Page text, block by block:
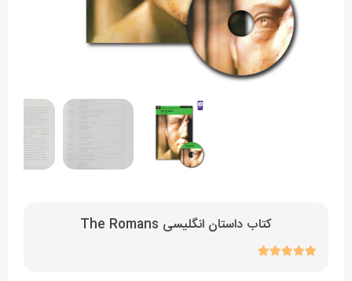
کتاب داستان انگلیسی The Romans